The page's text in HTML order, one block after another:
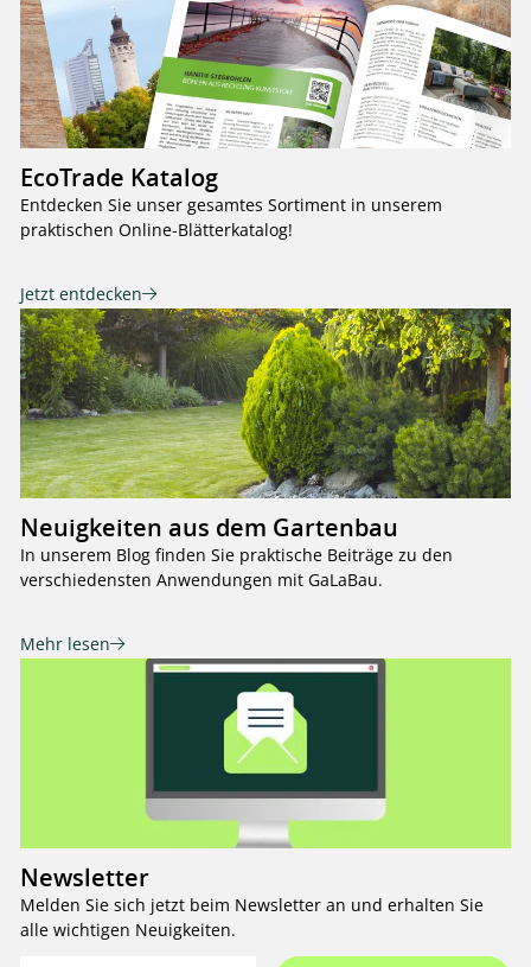
EcoTrade Katalog
Entdecken Sie unser gesamtes Sortiment in unserem
praktischen Online-Blätterkatalog!
Jetzt entdecken
Neuigkeiten aus dem Gartenbau
In unserem Blog finden Sie praktische Beiträge zu den
verschiedensten Anwendungen mit GaLaBau.
Mehr lesen
Newsletter
Melden Sie sich jetzt beim Newsletter an und erhalten Sie
alle wichtigen Neuigkeiten.